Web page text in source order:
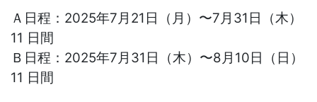
大
学
受
Ａ日程：2025年7月21日（月）〜7月31日（木）
11 日間
Ｂ日程：2025年7月31日（木）〜8月10日（日）
11 日間